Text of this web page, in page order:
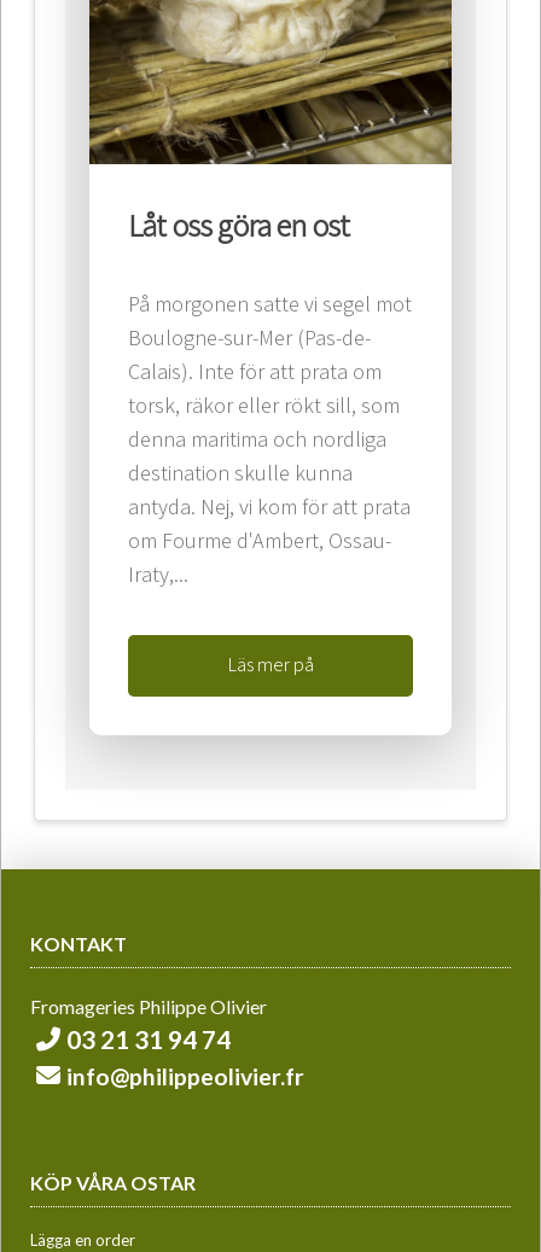
Låt oss göra en ost
På morgonen satte vi segel mot
Boulogne-sur-Mer (Pas-de-
Calais). Inte för att prata om
torsk, räkor eller rökt sill, som
denna maritima och nordliga
destination skulle kunna
antyda. Nej, vi kom för att prata
om Fourme d'Ambert, Ossau-
Iraty,...
Läs mer på
KONTAKT
Fromageries Philippe Olivier
03 21 31 94 74
info@philippeolivier.fr
KÖP VÅRA OSTAR
Lägga en order